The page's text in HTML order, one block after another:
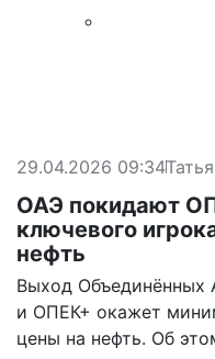
29.04.2026 09:34
ОАЭ покидают
ключевого
нефть
Выход Объединённых
и ОПЕК+ окажет
цены на нефть. Об